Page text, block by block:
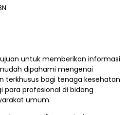
untuk memberikan informasi
dipahami mengenai
terkhusus bagi tenaga kesehatan
para profesional di bidang
umum.